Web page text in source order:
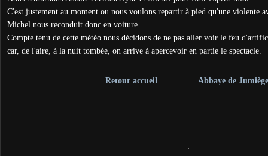
C'est justement au moment ou nous voulons repartir à pied qu'une violente
Michel nous reconduit donc en voiture.
Compte tenu de cette météo nous décidons de ne pas aller voir le feu
car, de l'aire, à la nuit tombée, on arrive à apercevoir en partie le spectacle.
Retour accueil Abbaye de
.